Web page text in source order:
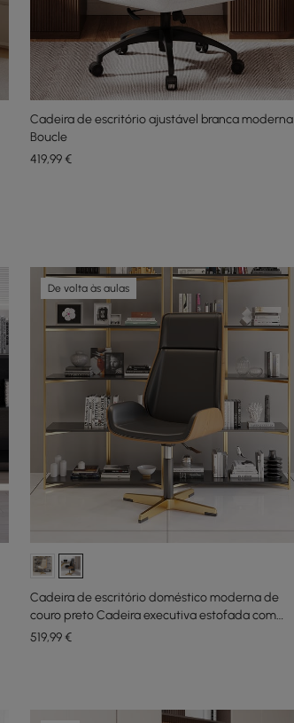
Cadeira de escritório ajustável branca moderna
Boucle
419,99€
De volta às aulas
Cadeira de escritório doméstico moderna de
couro preto Cadeira executiva estofada com
encosto alto
519,99€